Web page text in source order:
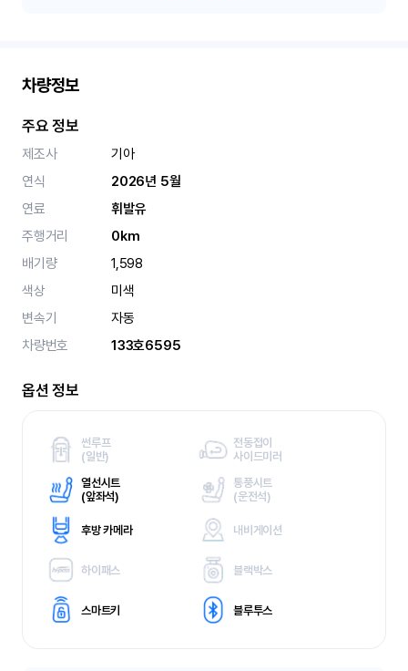
차량정보
주요 정보
제조사
기아
연식
2026년 5월
연료
휘발유
주행거리
0km
배기량
1,598
색상
미색
변속기
자동
차량번호
133호6595
옵션 정보
썬루프
(일반)
전동접이
사이드미러
열선시트
(앞좌석)
통풍시트
(운전석)
후방 카메라 내비게이션
하이패스 블랙박스
스마트키 블루투스